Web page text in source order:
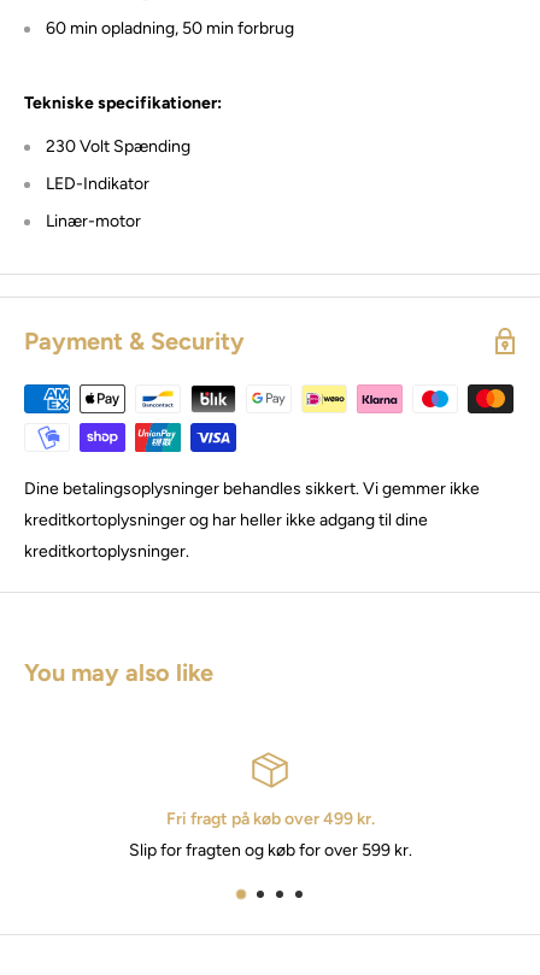
60 min opladning, 50 min forbrug
Tekniske specifikationer:
230 Volt Spænding
LED-Indikator
Linær-motor
Payment & Security
Dine betalingsoplysninger behandles sikkert. Vi gemmer ikke
kreditkortoplysninger og har heller ikke adgang til dine
kreditkortoplysninger.
You may also like
Fri fragt på køb over 499 kr.
Slip for fragten og køb for over 599 kr.